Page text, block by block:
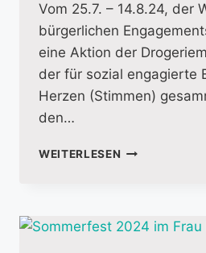
Vom 25.7. – 14.8.24, der
bürgerlichen
eine Aktion der
der für sozial engagierte
Herzen (Stimmen)
den…
WEITERLESEN LUST
MITEINANDER